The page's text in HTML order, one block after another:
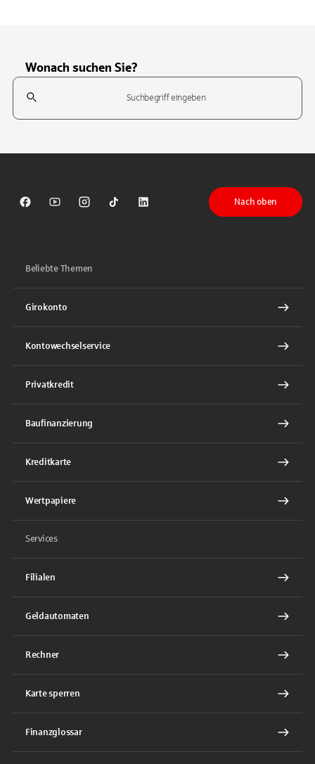
Wonach suchen Sie?
Suchfeld
Sparkasse auf Facebook
Sparkasse auf Youtube
Sparkasse auf Instagram
Sparkasse auf TikTok
Sparkasse auf LinkedIn
Nach oben
Beliebte Themen
Girokonto
Kontowechselservice
Privatkredit
Baufinanzierung
Kreditkarte
Wertpapiere
Services
Filialen
Geldautomaten
Rechner
Karte sperren
Finanzglossar